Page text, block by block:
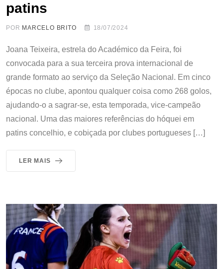
patins
POR MARCELO BRITO 18/07/2024
Joana Teixeira, estrela do Académico da Feira, foi
convocada para a sua terceira prova internacional de
grande formato ao serviço da Seleção Nacional. Em cinco
épocas no clube, apontou qualquer coisa como 268 golos,
ajudando-o a sagrar-se, esta temporada, vice-campeão
nacional. Uma das maiores referências do hóquei em
patins concelhio, e cobiçada por clubes portugueses […]
LER MAIS